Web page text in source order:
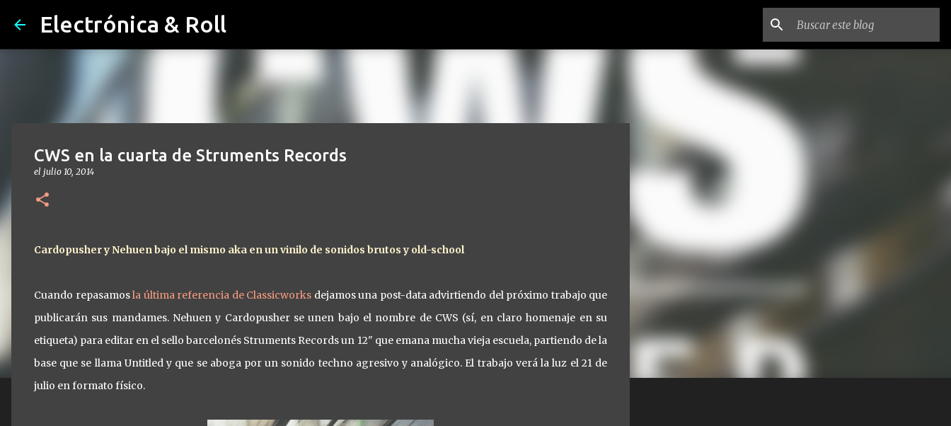
Electrónica & Roll
CWS en la cuarta de Struments Records
el julio 10, 2014
Cardopusher y Nehuen bajo el mismo aka en un vinilo de sonidos brutos y old-school
Cuando repasamosla última referencia de Classicworks dejamos una post-data advirtiendo del próximo trabajo que
publicarán sus mandames. Nehuen y Cardopusher se unen bajo el nombre de CWS (sí, en claro homenaje en su
etiqueta) para editar en el sello barcelonés Struments Records un 12" que emana mucha vieja escuela, partiendo de la
base que se llama Untitled y que se aboga por un sonido techno agresivo y analógico. El trabajo verá la luz el 21 de
julio en formato físico.